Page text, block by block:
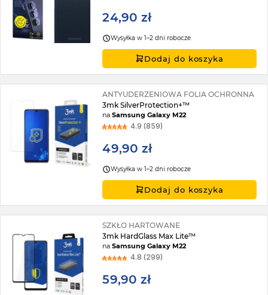
24,90 zł
Wysyłka w 1–2 dni robocze
Dodaj do koszyka
ANTYUDERZENIOWA FOLIA OCHRONNA
3mk SilverProtection+™
naSamsung Galaxy M22
4.9 (859)
49,90 zł
Wysyłka w 1–2 dni robocze
Dodaj do koszyka
SZKŁO HARTOWANE
3mk HardGlass Max Lite™
naSamsung Galaxy M22
4.8 (299)
59,90 zł